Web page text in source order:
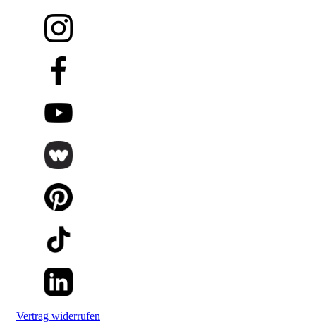
Vertrag widerrufen